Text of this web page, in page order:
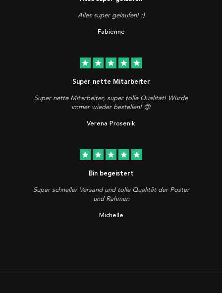
Alles super gelaufen! :)
Fabienne
star star star star star
Super nette Mitarbeiter
Super nette Mitarbeiter, super tolle Qualität! Würde
immer wieder bestellen! 😍
Verena Prosenik
star star star star star
Bin begeistert
Super schneller Versand und tolle Qualität der Poster
und Rahmen
Michelle